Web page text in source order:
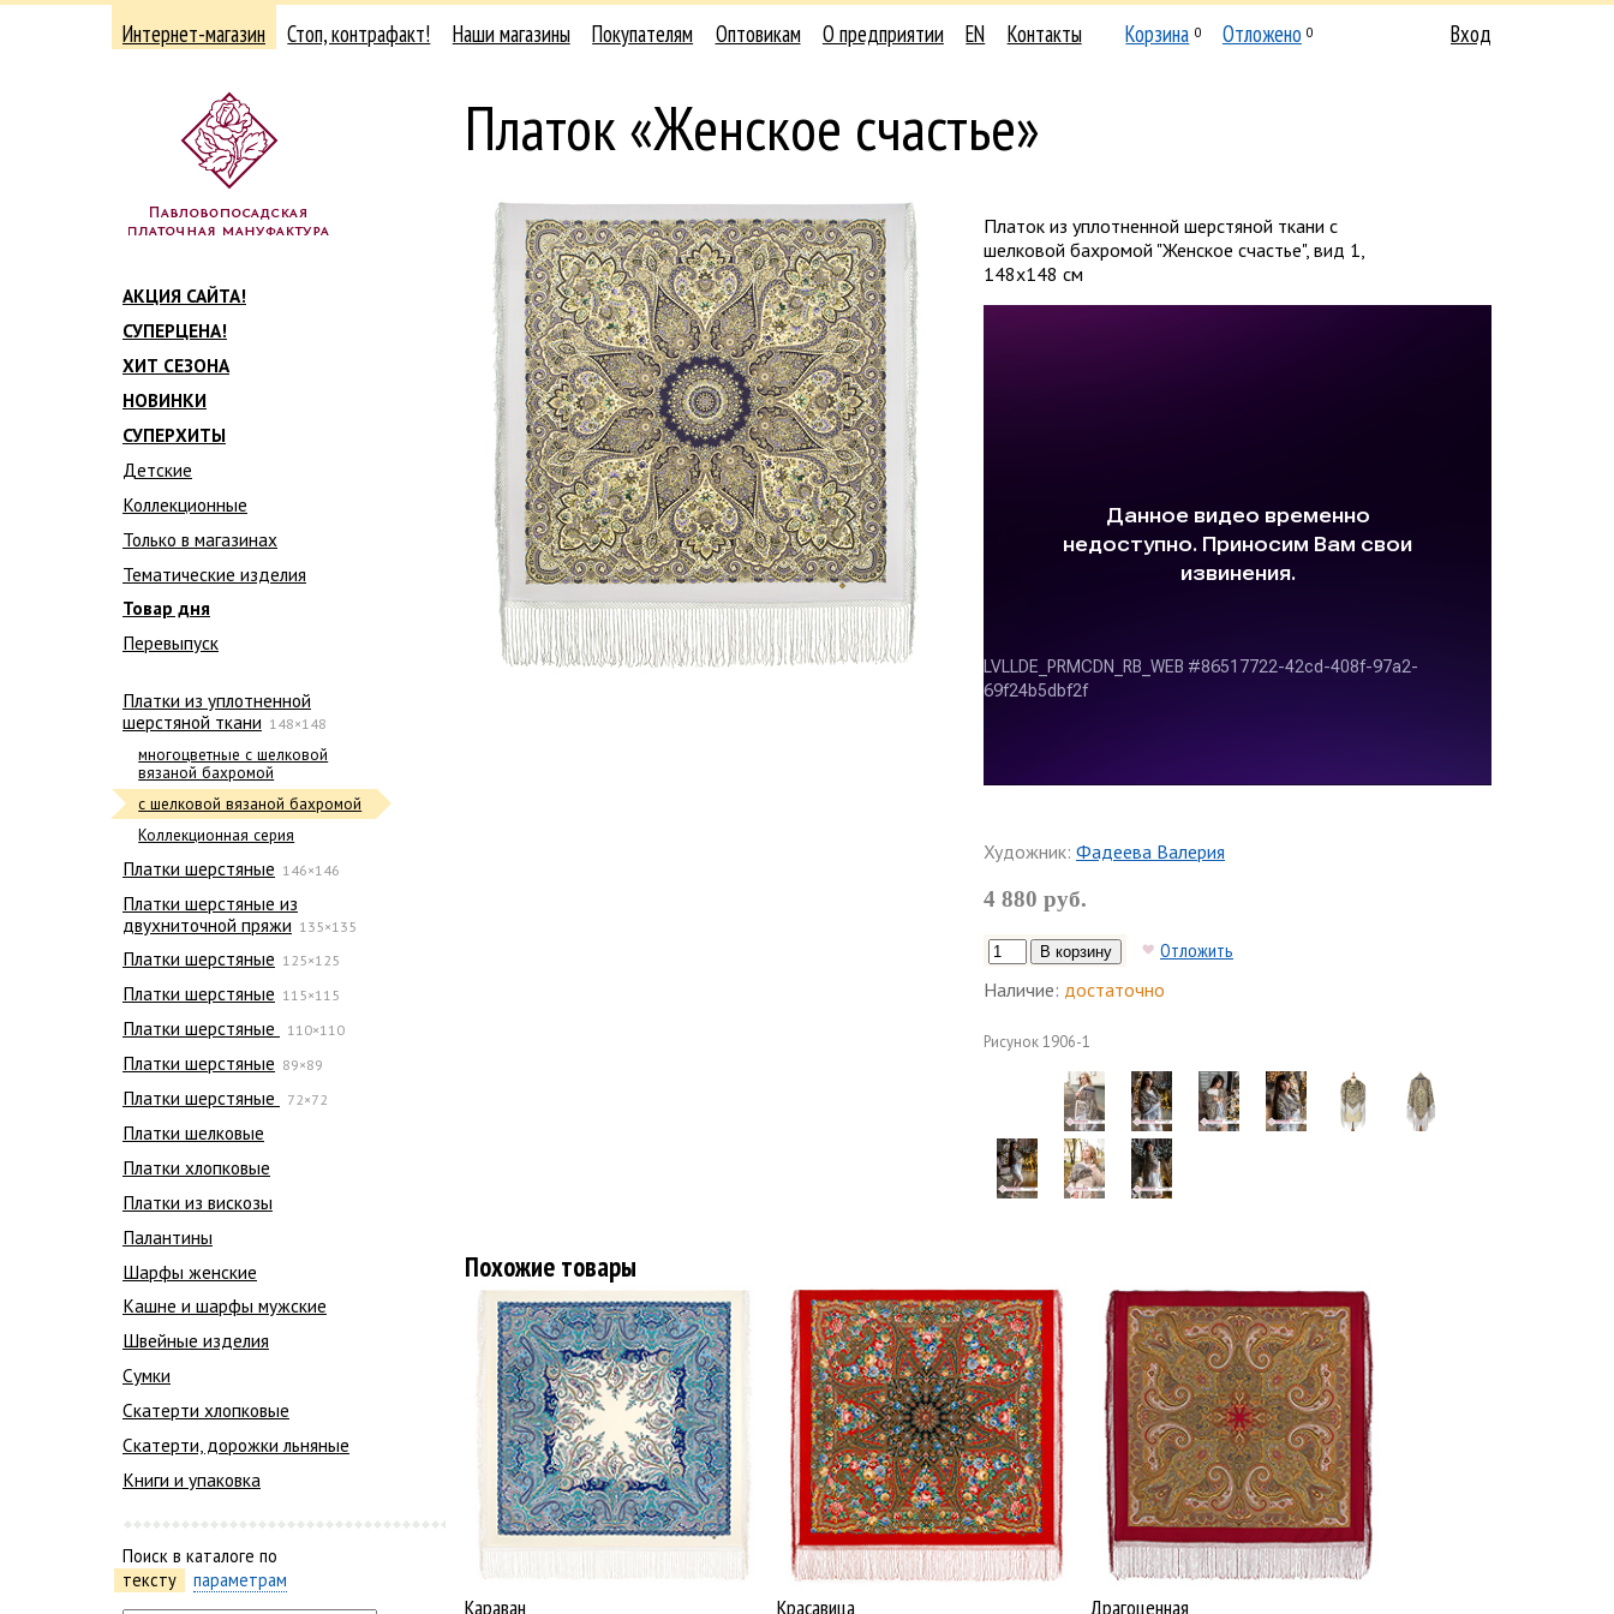
Интернет-магазин Стоп, контрафакт! Наши магазины Покупателям Оптовикам О предприятии EN Контакты Корзина 0 Отложено 0 Вход
АКЦИЯ САЙТА!
СУПЕРЦЕНА!
ХИТ СЕЗОНА
НОВИНКИ
СУПЕРХИТЫ
Детские
Коллекционные
Только в магазинах
Тематические изделия
Товар дня
Перевыпуск
Платки из уплотненной
шерстяной ткани 148×148
многоцветные с шелковой
вязаной бахромой
с шелковой вязаной бахромой
Коллекционная серия
Платки шерстяные 146×146
Платки шерстяные из
двухниточной пряжи 135×135
Платки шерстяные 125×125
Платки шерстяные 115×115
Платки шерстяные 110×110
Платки шерстяные 89×89
Платки шерстяные 72×72
Платки шелковые
Платки хлопковые
Платки из вискозы
Палантины
Шарфы женские
Кашне и шарфы мужские
Швейные изделия
Сумки
Скатерти хлопковые
Скатерти, дорожки льняные
Книги и упаковка
Поиск в каталоге по
тексту
параметрам
Платок «Женское счастье»
Платок из уплотненной шерстяной ткани с
шелковой бахромой "Женское счастье", вид 1,
148х148 см
Художник: Фадеева Валерия
4 880 руб.
Отложить
Наличие: достаточно
Рисунок1906-1
Похожие товары
Караван Красавица Драгоценная